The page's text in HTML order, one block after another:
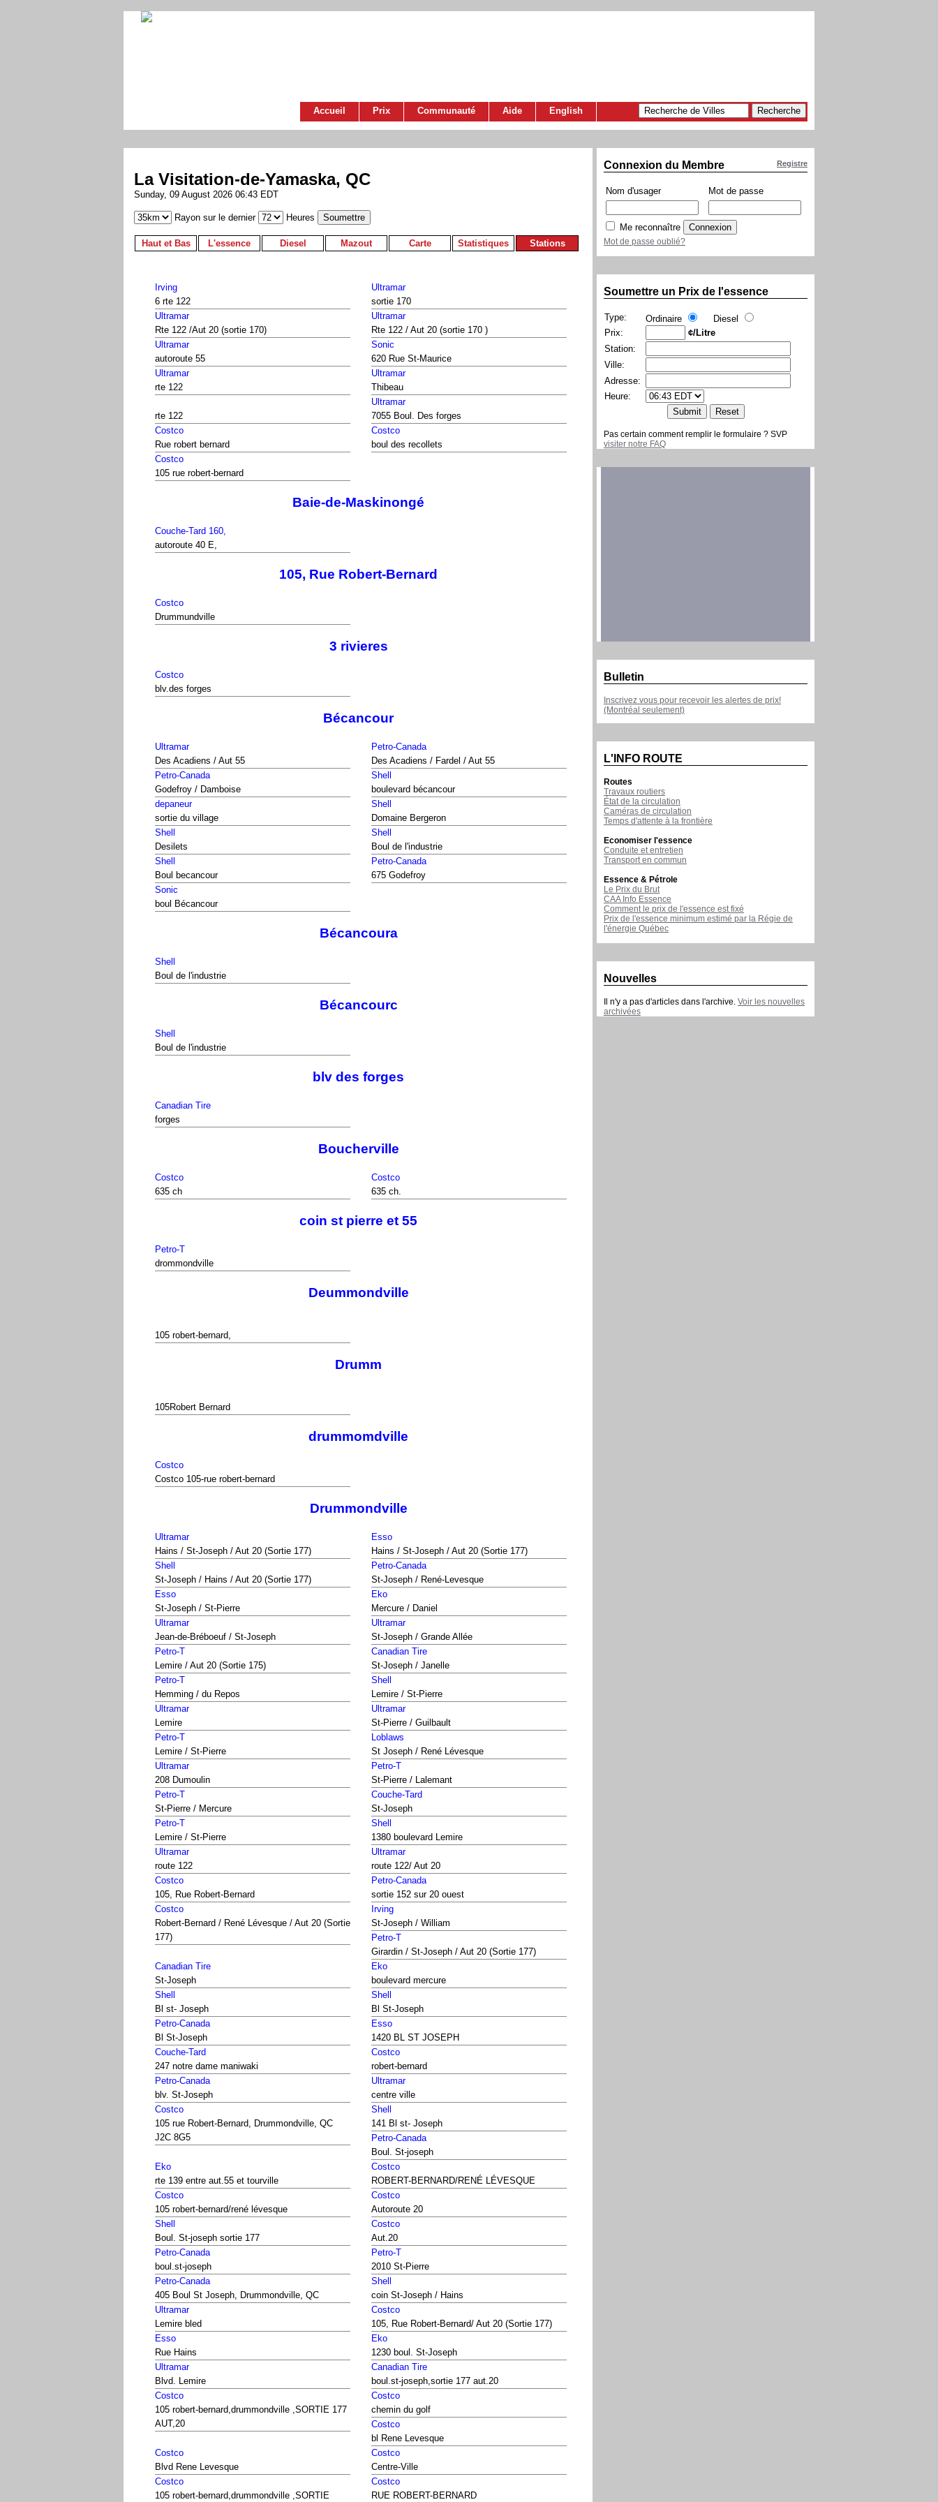
Accueil Prix Communauté Aide English
La Visitation-de-Yamaska, QC
Sunday, 09 August 2026 06:43 EDT
Rayon sur le dernier Heures
Haut et Bas L'essence Diesel Mazout Carte Statistiques Stations
Irving
6 rte 122
Ultramar
sortie 170
Ultramar
Rte 122 /Aut 20 (sortie 170)
Ultramar
Rte 122 / Aut 20 (sortie 170 )
Ultramar
autoroute 55
Sonic
620 Rue St-Maurice
Ultramar
rte 122
Ultramar
Thibeau
rte 122
Ultramar
7055 Boul. Des forges
Costco
Rue robert bernard
Costco
boul des recollets
Costco
105 rue robert-bernard
Baie-de-Maskinongé
Couche-Tard 160,
autoroute 40 E,
105, Rue Robert-Bernard
Costco
Drummundville
3 rivieres
Costco
blv.des forges
Bécancour
Ultramar
Des Acadiens / Aut 55
Petro-Canada
Des Acadiens / Fardel / Aut 55
Petro-Canada
Godefroy / Damboise
Shell
boulevard bécancour
depaneur
sortie du village
Shell
Domaine Bergeron
Shell
Desilets
Shell
Boul de l'industrie
Shell
Boul becancour
Petro-Canada
675 Godefroy
Sonic
boul Bécancour
Bécancoura
Shell
Boul de l'industrie
Bécancourc
Shell
Boul de l'industrie
blv des forges
Canadian Tire
forges
Boucherville
Costco
635 ch
Costco
635 ch.
coin st pierre et 55
Petro-T
drommondville
Deummondville
105 robert-bernard,
Drumm
105Robert Bernard
drummomdville
Costco
Costco 105-rue robert-bernard
Drummondville
Ultramar
Hains / St-Joseph / Aut 20 (Sortie 177)
Esso
Hains / St-Joseph / Aut 20 (Sortie 177)
Shell
St-Joseph / Hains / Aut 20 (Sortie 177)
Petro-Canada
St-Joseph / René-Levesque
Esso
St-Joseph / St-Pierre
Eko
Mercure / Daniel
Ultramar
Jean-de-Bréboeuf / St-Joseph
Ultramar
St-Joseph / Grande Allée
Petro-T
Lemire / Aut 20 (Sortie 175)
Canadian Tire
St-Joseph / Janelle
Petro-T
Hemming / du Repos
Shell
Lemire / St-Pierre
Ultramar
Lemire
Ultramar
St-Pierre / Guilbault
Petro-T
Lemire / St-Pierre
Loblaws
St Joseph / René Lévesque
Ultramar
208 Dumoulin
Petro-T
St-Pierre / Lalemant
Petro-T
St-Pierre / Mercure
Couche-Tard
St-Joseph
Petro-T
Lemire / St-Pierre
Shell
1380 boulevard Lemire
Ultramar
route 122
Ultramar
route 122/ Aut 20
Costco
105, Rue Robert-Bernard
Petro-Canada
sortie 152 sur 20 ouest
Costco
Robert-Bernard / René Lévesque / Aut 20 (Sortie
177)
Irving
St-Joseph / William
Petro-T
Girardin / St-Joseph / Aut 20 (Sortie 177)
Canadian Tire
St-Joseph
Eko
boulevard mercure
Shell
Bl st- Joseph
Shell
Bl St-Joseph
Petro-Canada
Bl St-Joseph
Esso
1420 BL ST JOSEPH
Couche-Tard
247 notre dame maniwaki
Costco
robert-bernard
Petro-Canada
blv. St-Joseph
Ultramar
centre ville
Costco
105 rue Robert-Bernard, Drummondville, QC
J2C 8G5
Shell
141 Bl st- Joseph
Petro-Canada
Boul. St-joseph
Eko
rte 139 entre aut.55 et tourville
Costco
ROBERT-BERNARD/RENÉ LÉVESQUE
Costco
105 robert-bernard/rené lévesque
Costco
Autoroute 20
Shell
Boul. St-joseph sortie 177
Costco
Aut.20
Petro-Canada
boul.st-joseph
Petro-T
2010 St-Pierre
Petro-Canada
405 Boul St Joseph, Drummondville, QC
Shell
coin St-Joseph / Hains
Ultramar
Lemire bled
Costco
105, Rue Robert-Bernard/ Aut 20 (Sortie 177)
Esso
Rue Hains
Eko
1230 boul. St-Joseph
Ultramar
Blvd. Lemire
Canadian Tire
boul.st-joseph,sortie 177 aut.20
Costco
105 robert-bernard,drummondville ,SORTIE 177
AUT,20
Costco
chemin du golf
Costco
bl Rene Levesque
Costco
Blvd Rene Levesque
Costco
Centre-Ville
Costco
105 robert-bernard,drummondville ,SORTIE
Costco
RUE ROBERT-BERNARD
Registre
Connexion du Membre
Nom d'usager Mot de passe
Me reconnaître
Mot de passe oublié?
Soumettre un Prix de l'essence
Type: Ordinaire
Diesel
Prix:
¢/Litre
Station:
Ville:
Adresse:
Heure:
Pas certain comment remplir le formulaire ? SVP
visiter notre FAQ
Bulletin
Inscrivez vous pour recevoir les alertes de prix!
(Montréal seulement)
L'INFO ROUTE
Routes
Travaux routiers
État de la circulation
Caméras de circulation
Temps d'attente à la frontière
Economiser l'essence
Conduite et entretien
Transport en commun
Essence & Pétrole
Le Prix du Brut
CAA Info Essence
Comment le prix de l'essence est fixé
Prix de l'essence minimum estimé par la Régie de
l'énergie Québec
Nouvelles
Il n'y a pas d'articles dans l'archive. Voir les nouvelles
archivées